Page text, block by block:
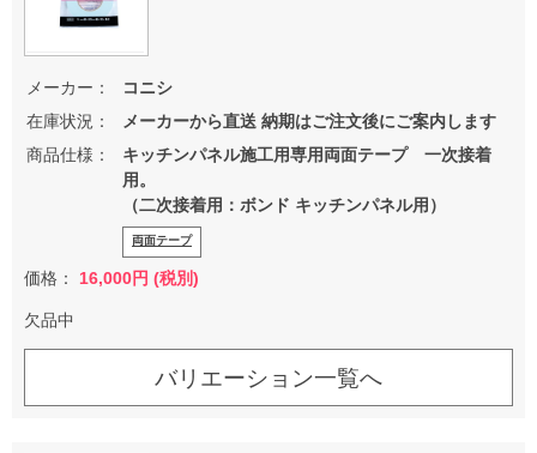
メーカー：
コニシ
在庫状況：
メーカーから直送 納期はご注文後にご案内します
商品仕様：
キッチンパネル施工用専用両面テープ 一次接着
用。
（二次接着用：ボンド キッチンパネル用）
両面テープ
価格： 16,000円 (税別)
欠品中
バリエーション一覧へ